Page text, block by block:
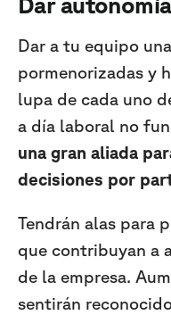
Dar a tu equipo
pormenorizadas y
lupa de cada uno
a día laboral no
una gran aliada
decisiones por
Tendrán alas para
que contribuyan a
de la empresa.
sentirán